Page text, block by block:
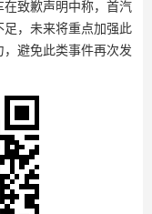
致歉声明中称，首汽
，未来将重点加强此
避免此类事件再次发